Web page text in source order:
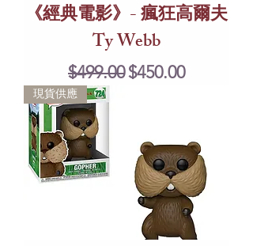
《經典電影》- 瘋狂高爾夫
Ty Webb
Regular Price
$499.00Sale Price
$450.00
現貨供應